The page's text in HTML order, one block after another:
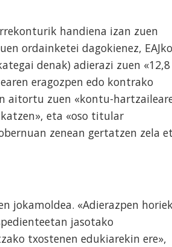
handiena izan zuen
ordainketei dagokienez, EAJko
denak) adierazi zuen «12,8
eragozpen edo kontrako
aitortu zuen «kontu-
eta «oso titular
zenean gertatzen zela
jokamoldea. «Adierazpen
jasotako
txostenen edukiarekin ere»,